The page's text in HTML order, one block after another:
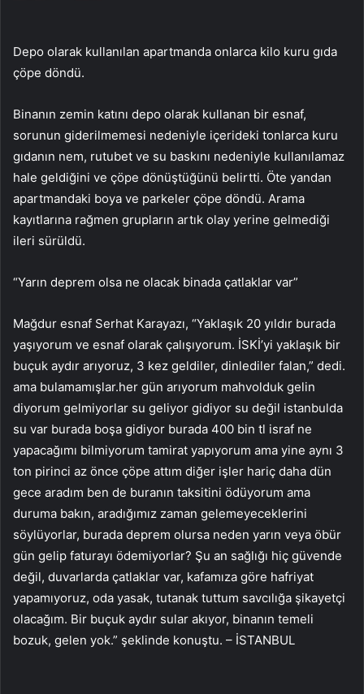
Depo olarak kullanılan apartmanda onlarca kilo kuru gıda
çöpe döndü.
Binanın zemin katını depo olarak kullanan bir esnaf,
sorunun giderilmemesi nedeniyle içerideki tonlarca kuru
gıdanın nem, rutubet ve su baskını nedeniyle kullanılamaz
hale geldiğini ve çöpe dönüştüğünü belirtti. Öte yandan
apartmandaki boya ve parkeler çöpe döndü. Arama
kayıtlarına rağmen grupların artık olay yerine gelmediği
ileri sürüldü.
“Yarın deprem olsa ne olacak binada çatlaklar var”
Mağdur esnaf Serhat Karayazı, “Yaklaşık 20 yıldır burada
yaşıyorum ve esnaf olarak çalışıyorum. İSKİ’yi yaklaşık bir
buçuk aydır arıyoruz, 3 kez geldiler, dinlediler falan,” dedi.
ama bulamamışlar.her gün arıyorum mahvolduk gelin
diyorum gelmiyorlar su geliyor gidiyor su değil istanbulda
su var burada boşa gidiyor burada 400 bin tl israf ne
yapacağımı bilmiyorum tamirat yapıyorum ama yine aynı 3
ton pirinci az önce çöpe attım diğer işler hariç daha dün
gece aradım ben de buranın taksitini ödüyorum ama
duruma bakın, aradığımız zaman gelemeyeceklerini
söylüyorlar, burada deprem olursa neden yarın veya öbür
gün gelip faturayı ödemiyorlar? Şu an sağlığı hiç güvende
değil, duvarlarda çatlaklar var, kafamıza göre hafriyat
yapamıyoruz, oda yasak, tutanak tuttum savcılığa şikayetçi
olacağım. Bir buçuk aydır sular akıyor, binanın temeli
bozuk, gelen yok.” şeklinde konuştu. – İSTANBUL